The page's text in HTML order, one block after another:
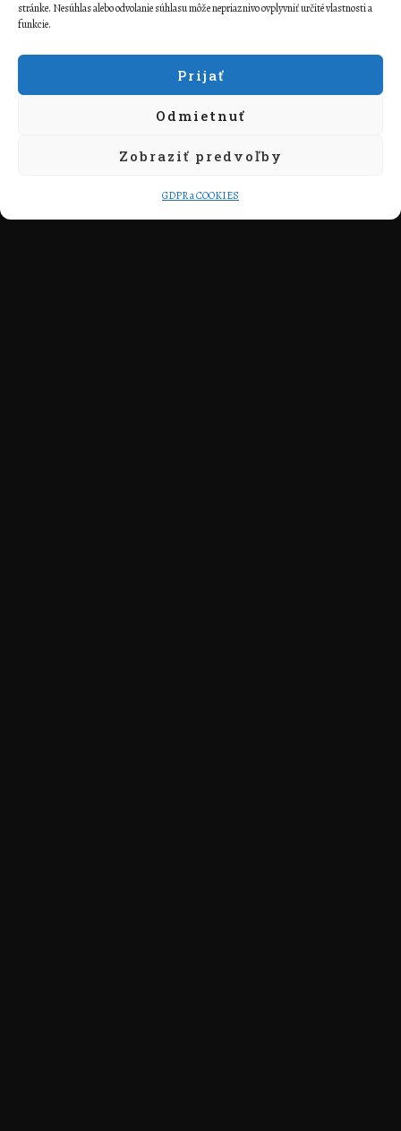
stránke. Nesúhlas alebo odvolanie súhlasu môže nepriaznivo ovplyvniť určité vlastnosti a
funkcie.
Prijať
Odmietnuť
Zobraziť predvoľby
GDPR a COOKIES
Odoslaním súhlasím so spracovaním osobných údajov.